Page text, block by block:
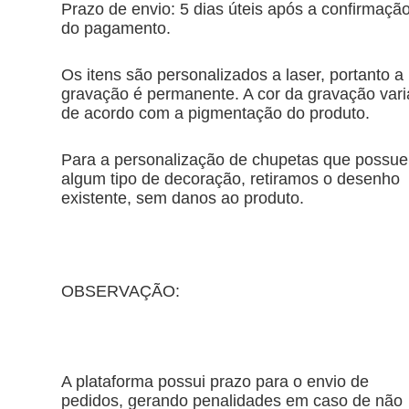
Prazo de envio: 5 dias úteis após a
do pagamento.
Os itens são personalizados a laser, portanto a
gravação é permanente. A cor da gravação
de acordo com a pigmentação do produto.
Para a personalização de chupetas que
algum tipo de decoração, retiramos o desenho
existente, sem danos ao produto.
OBSERVAÇÃO:
A plataforma possui prazo para o envio de
pedidos, gerando penalidades em caso de não